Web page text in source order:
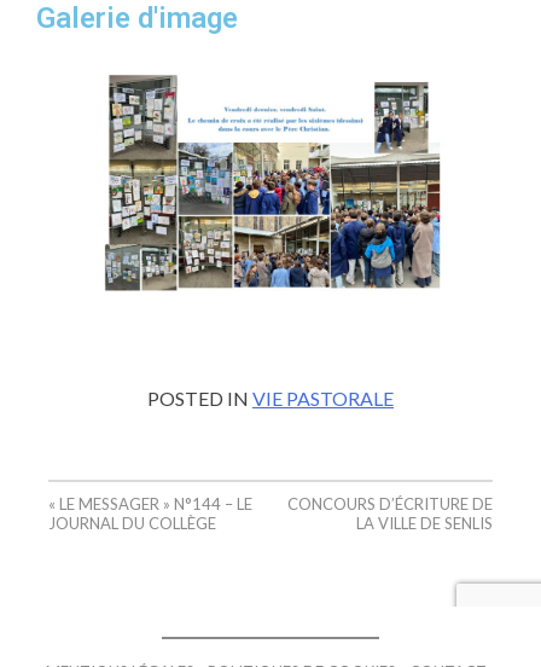
Galerie d'image
POSTED IN VIE PASTORALE
CONCOURS D’ÉCRITURE DE
LA VILLE DE SENLIS
« LE MESSAGER » N°144 – LE
JOURNAL DU COLLÈGE